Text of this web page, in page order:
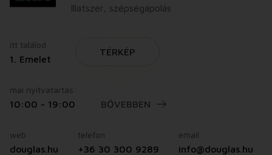
Illatszer, szépségápolás
itt találod
1. Emelet
TÉRKÉP
mai nyitvatartás:
10:00 - 19:00 BŐVEBBEN
web
douglas.hu
telefon
+36 30 300 9289
email
info@douglas.hu